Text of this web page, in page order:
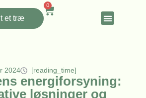
et træ
0
2024 [reading_time]
energiforsyning:
løsninger og